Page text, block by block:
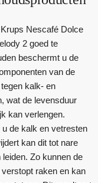
Nescafé Dolce
2 goed te
beschermt u de
van de
kalk- en
wat de levensduur
kan verlengen.
u de kalk en vetresten
kan dit tot nare
leiden. Zo kunnen de
verstopt raken en kan